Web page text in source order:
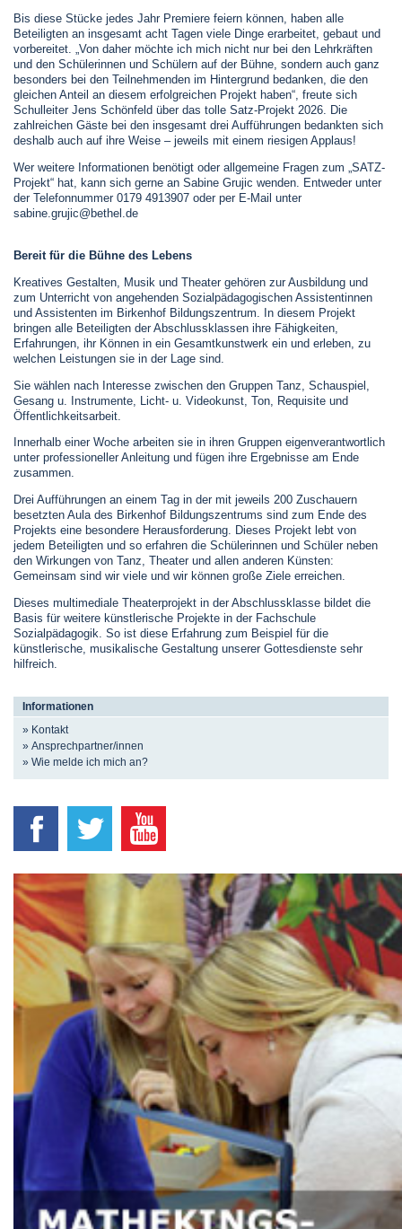
Bis diese Stücke jedes Jahr Premiere feiern können, haben alle
Beteiligten an insgesamt acht Tagen viele Dinge erarbeitet, gebaut und
vorbereitet. „Von daher möchte ich mich nicht nur bei den Lehrkräften
und den Schülerinnen und Schülern auf der Bühne, sondern auch ganz
besonders bei den Teilnehmenden im Hintergrund bedanken, die den
gleichen Anteil an diesem erfolgreichen Projekt haben“, freute sich
Schulleiter Jens Schönfeld über das tolle Satz-Projekt 2026. Die
zahlreichen Gäste bei den insgesamt drei Aufführungen bedankten sich
deshalb auch auf ihre Weise – jeweils mit einem riesigen Applaus!
Wer weitere Informationen benötigt oder allgemeine Fragen zum „SATZ-
Projekt“ hat, kann sich gerne an Sabine Grujic wenden. Entweder unter
der Telefonnummer 0179 4913907 oder per E-Mail unter
sabine.grujic@bethel.de
Bereit für die Bühne des Lebens
Kreatives Gestalten, Musik und Theater gehören zur Ausbildung und
zum Unterricht von angehenden Sozialpädagogischen Assistentinnen
und Assistenten im Birkenhof Bildungszentrum. In diesem Projekt
bringen alle Beteiligten der Abschlussklassen ihre Fähigkeiten,
Erfahrungen, ihr Können in ein Gesamtkunstwerk ein und erleben, zu
welchen Leistungen sie in der Lage sind.
Sie wählen nach Interesse zwischen den Gruppen Tanz, Schauspiel,
Gesang u. Instrumente, Licht- u. Videokunst, Ton, Requisite und
Öffentlichkeitsarbeit.
Innerhalb einer Woche arbeiten sie in ihren Gruppen eigenverantwortlich
unter professioneller Anleitung und fügen ihre Ergebnisse am Ende
zusammen.
Drei Aufführungen an einem Tag in der mit jeweils 200 Zuschauern
besetzten Aula des Birkenhof Bildungszentrums sind zum Ende des
Projekts eine besondere Herausforderung. Dieses Projekt lebt von
jedem Beteiligten und so erfahren die Schülerinnen und Schüler neben
den Wirkungen von Tanz, Theater und allen anderen Künsten:
Gemeinsam sind wir viele und wir können große Ziele erreichen.
Dieses multimediale Theaterprojekt in der Abschlussklasse bildet die
Basis für weitere künstlerische Projekte in der Fachschule
Sozialpädagogik. So ist diese Erfahrung zum Beispiel für die
künstlerische, musikalische Gestaltung unserer Gottesdienste sehr
hilfreich.
Informationen
» Kontakt
» Ansprechpartner/innen
» Wie melde ich mich an?